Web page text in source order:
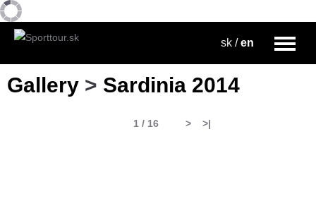
sk /en
Gallery > Sardinia 2014
1 / 16 > >|